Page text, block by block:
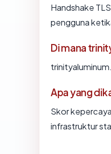
Handshake
pengguna
Di mana
Apa yang
Skor
infrastruktur